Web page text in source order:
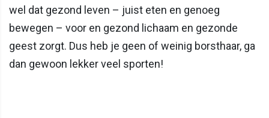
wel dat gezond leven – juist eten en genoeg
bewegen – voor en gezond lichaam en gezonde
geest zorgt. Dus heb je geen of weinig borsthaar, ga
dan gewoon lekker veel sporten!